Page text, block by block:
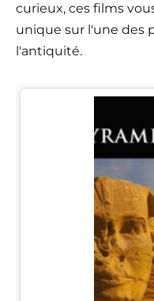
curieux, ces films
unique sur l'une des
l'antiquité.